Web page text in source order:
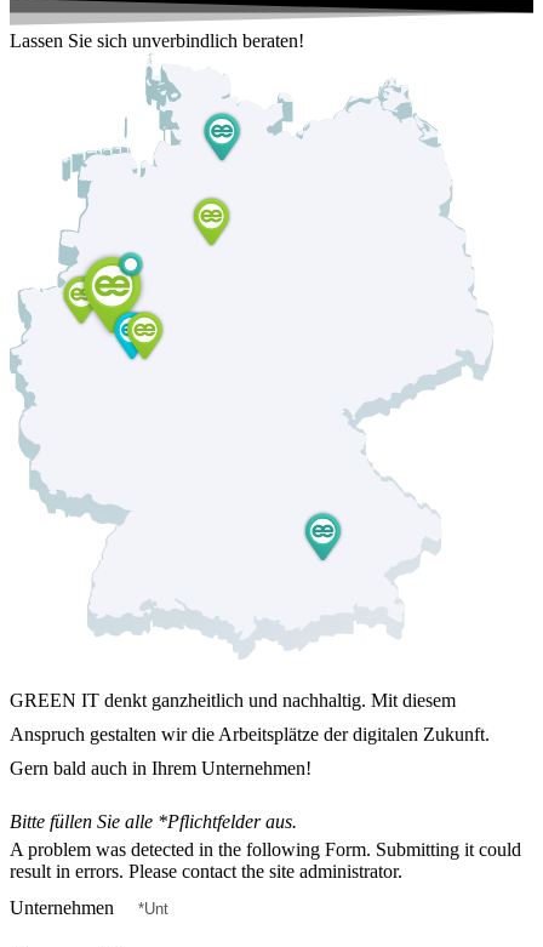
Lassen Sie sich unverbindlich beraten!
GREEN IT denkt ganzheitlich und nachhaltig. Mit diesem
Anspruch gestalten wir die Arbeitsplätze der digitalen Zukunft.
Gern bald auch in Ihrem Unternehmen!
Bitte füllen Sie alle *Pflichtfelder aus.
A problem was detected in the following Form. Submitting it could
result in errors. Please contact the site administrator.
Unternehmen